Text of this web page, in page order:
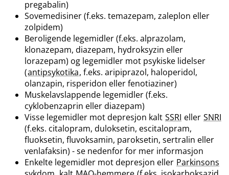
pregabalin)
Sovemedisiner (f.eks. temazepam, zaleplon eller
zolpidem)
Beroligende legemidler (f.eks. alprazolam,
klonazepam, diazepam, hydroksyzin eller
lorazepam) og legemidler mot psykiske lidelser
(antipsykotika, f.eks. aripiprazol, haloperidol,
olanzapin, risperidon eller fenotiaziner)
Muskelavslappende legemidler (f.eks.
cyklobenzaprin eller diazepam)
Visse legemidler mot depresjon kalt SSRI eller SNRI
(f.eks. citalopram, duloksetin, escitalopram,
fluoksetin, fluvoksamin, paroksetin, sertralin eller
venlafaksin) - se nedenfor for mer informasjon
Enkelte legemidler mot depresjon eller Parkinsons